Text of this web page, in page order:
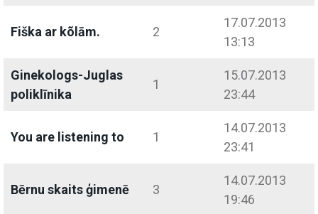
Fiška ar kõlām. 2
17.07.2013
13:13
Ginekologs-Juglas
poliklīnika
1
15.07.2013
23:44
You are listening to 1
14.07.2013
23:41
Bērnu skaits ģimenē 3
14.07.2013
19:46